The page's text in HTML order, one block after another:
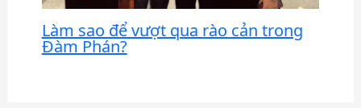
Làm sao để vượt qua rào cản trong
Đàm Phán?